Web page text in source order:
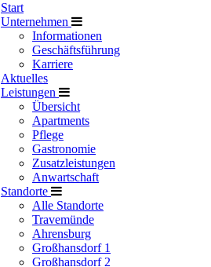
Start
Unternehmen
Informationen
Geschäftsführung
Karriere
Aktuelles
Leistungen
Übersicht
Apartments
Pflege
Gastronomie
Zusatzleistungen
Anwartschaft
Standorte
Alle Standorte
Travemünde
Ahrensburg
Großhansdorf 1
Großhansdorf 2